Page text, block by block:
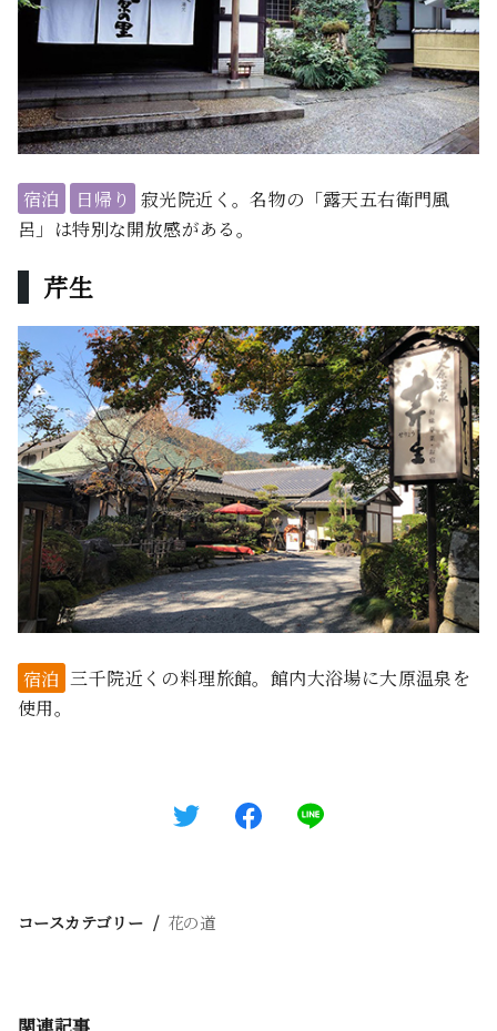
宿泊 日帰り
寂光院近く。名物の「露天五右衛門風
呂」は特別な開放感がある。
芹生
宿泊 三千院近くの料理旅館。館内大浴場に大原温泉を
使用。
コースカテゴリー 花の道
関連記事